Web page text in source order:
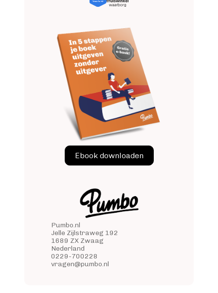
Pumbo.nl
Jelle Zijlstraweg 192
1689 ZX Zwaag
Nederland
0229-700228
vragen@pumbo.nl
Ebook downloaden